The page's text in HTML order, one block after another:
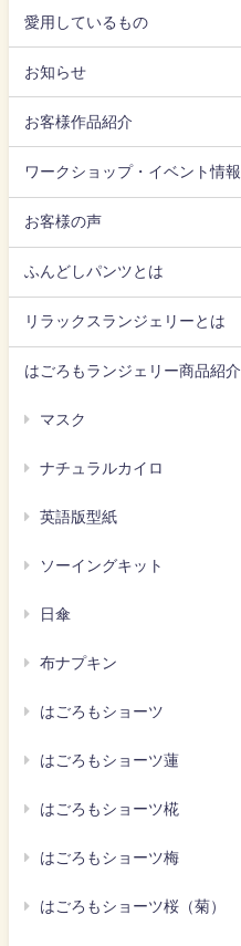
愛用しているもの
お知らせ
お客様作品紹介
ワークショップ・イベント情報
お客様の声
ふんどしパンツとは
リラックスランジェリーとは
はごろもランジェリー商品紹介
マスク
ナチュラルカイロ
英語版型紙
ソーイングキット
日傘
布ナプキン
はごろもショーツ
はごろもショーツ蓮
はごろもショーツ椛
はごろもショーツ梅
はごろもショーツ桜（菊）